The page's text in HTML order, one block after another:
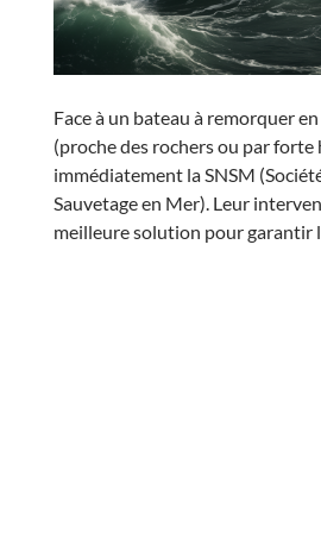
Face à un bateau à remorquer
(proche des rochers ou par forte
immédiatement la SNSM
Sauvetage en Mer). Leur
meilleure solution pour garantir